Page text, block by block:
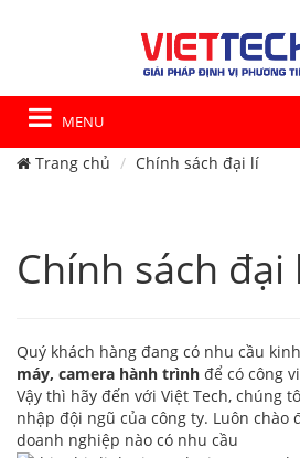
MENU
Trang chủ Chính sách đại lí
Chính sách đại
Quý khách hàng đang có nhu cầu
máy, camera hành trình để có công
Vậy thì hãy đến với Việt Tech, chúng
nhập đội ngũ của công ty. Luôn chào
doanh nghiệp nào có nhu cầu